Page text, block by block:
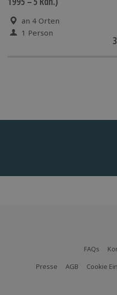
an 4 Orten
1 Person
FAQs
Presse
AGB Cookie